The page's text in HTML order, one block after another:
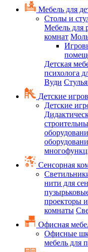
Мебель для
Столы и
Мебель для
комнат
Детская
психолога
Вуди
Детские
Детские
Сенсорная
нити для
проекторы
комнаты
Офисная
Офисные
мебель для